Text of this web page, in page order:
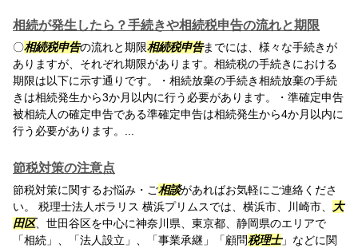
相続が発生したら？手続きや相続税申告の流れと期限
〇相続税申告の流れと期限相続税申告までには、様々な手続きが
ありますが、それぞれ期限があります。相続税の手続きにおける
期限は以下に示す通りです。・相続放棄の手続き相続放棄の手続
きは相続発生から3か月以内に行う必要があります。・準確定申告
被相続人の確定申告である準確定申告は相続発生から4か月以内に
行う必要があります。...
節税対策の注意点
節税対策に関するお悩み・ご相談があればお気軽にご連絡くださ
い。 税理士法人ポラリス 横浜プリムスでは、横浜市、川崎市、
大
田区、世田谷区を中心に神奈川県、東京都、静岡県のエリアで
「相続」、「法人設立」、「事業承継」「顧問税理士」などに関